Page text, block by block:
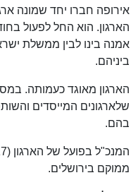
אירופה חברו יחד שמונה
אמנה בינו לבין ממשלת
ביניהם.
הארגון מאוגד כעמותה.
שלארגונים המייסדים
בהם.
ממוקם בירושלים.